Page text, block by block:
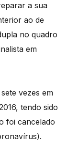
a sua
ao de
no quadro
em
vezes em
tendo sido
foi cancelado